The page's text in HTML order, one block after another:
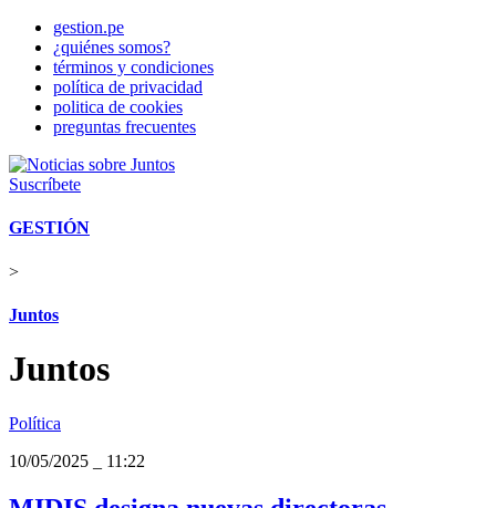
gestion.pe
¿quiénes somos?
términos y condiciones
política de privacidad
politica de cookies
preguntas frecuentes
Suscríbete
GESTIÓN
>
Juntos
Juntos
Política
10/05/2025
11:22